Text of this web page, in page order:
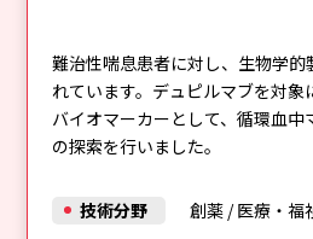
難治性喘息患者に対し、生物学
れています。デュピルマブを対象
バイオマーカーとして、循環血
の探索を行いました。
技術分野 創薬/医療・福